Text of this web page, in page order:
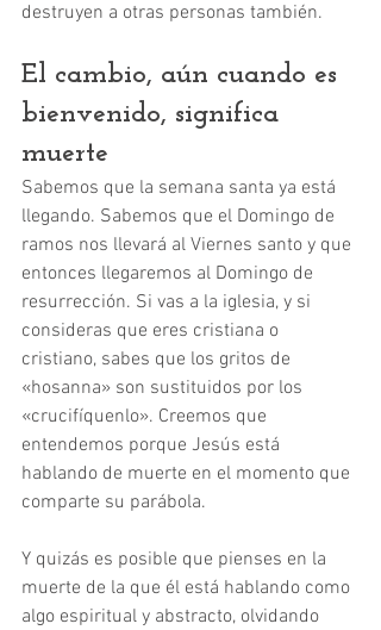
destruyen a otras personas también.
El cambio, aún cuando es
bienvenido, significa
muerte
Sabemos que la semana santa ya está
llegando. Sabemos que el Domingo de
ramos nos llevará al Viernes santo y que
entonces llegaremos al Domingo de
resurrección. Si vas a la iglesia, y si
consideras que eres cristiana o
cristiano, sabes que los gritos de
«hosanna» son sustituidos por los
«crucifíquenlo». Creemos que
entendemos porque Jesús está
hablando de muerte en el momento que
comparte su parábola.
Y quizás es posible que pienses en la
muerte de la que él está hablando como
algo espiritual y abstracto, olvidando